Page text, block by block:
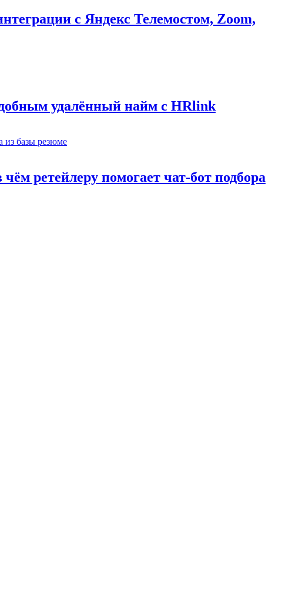
с Яндекс Телемостом, Zoom,
удалённый найм с HRlink
ретейлеру помогает чат-бот подбора